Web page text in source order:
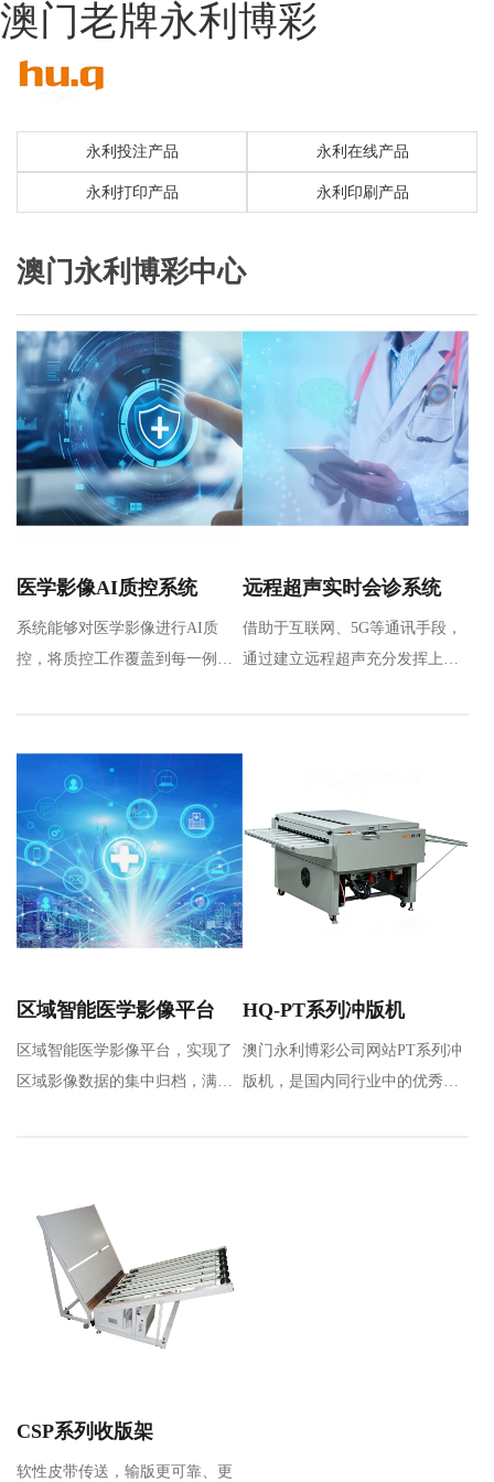
澳门老牌永利博彩
永利投注产品 永利在线产品
永利打印产品 永利印刷产品
澳门永利博彩中心
医学影像AI质控系统
系统能够对医学影像进行AI质
控，将质控工作覆盖到每一例影
远程超声实时会诊系统
借助于互联网、5G等通讯手段，
通过建立远程超声充分发挥上级
区域智能医学影像平台
区域智能医学影像平台，实现了
区域影像数据的集中归档，满足
HQ-PT系列冲版机
澳门永利博彩公司网站PT系列冲
版机，是国内同行业中的优秀品
CSP系列收版架
软性皮带传送，输版更可靠、更